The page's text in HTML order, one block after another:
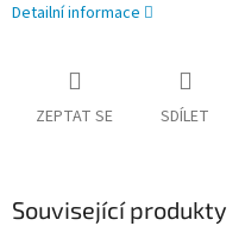
Detailní informace
ZEPTAT SE SDÍLET
Související produkty